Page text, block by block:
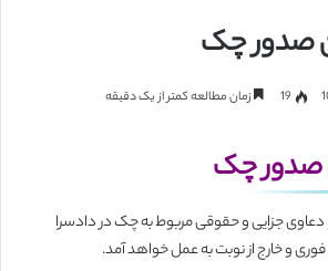
19 زمان مطالعه کمتر از یک دقیقه
جزایی و حقوقی مربوط به چک در دادسرا
فوری و خارج از نوبت به عمل‌ خواهد آمد.